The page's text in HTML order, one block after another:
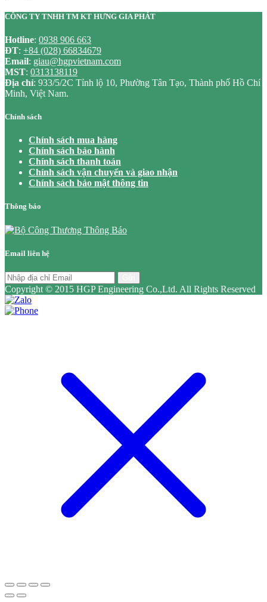
CÔNG TY TNHH TM KT HƯNG GIA PHÁT
Hotline: 0938 906 663
ĐT: +84 (028) 66834679
Email: giau@hgpvietnam.com
MST: 0313138119
Địa chỉ: 933/5/2C Tỉnh lộ 10, Phường Tân Tạo, Thành phố Hồ Chí
Minh, Việt Nam.
Chính sách
Chính sách mua hàng
Chính sách bảo hành
Chính sách thanh toán
Chính sách vận chuyển và giao nhận
Chính sách bảo mật thông tin
Thông báo
Email liên hệ
Copyright © 2015 HGP Engineering Co.,Ltd. All Rights Reserved